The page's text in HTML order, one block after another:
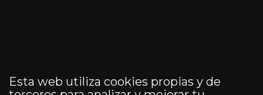
Esta web utiliza cookies propias y de